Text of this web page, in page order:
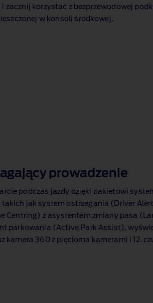
zacznij korzystać z bezprzewodowej
w konsoli środkowej .
prowadzenie
podczas jazdy dzięki pakietowi
jak system ostrzegania (Driver
Centring) z asystentem zmiany pasa
parkowania (Active Park Assist),
kamera 360 z pięcioma kamerami i 12.